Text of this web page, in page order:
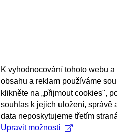
K vyhodnocování tohoto webu
obsahu a reklam používáme
klikněte na „přijmout cookies",
souhlas k jejich uložení, správě
data neposkytujeme třetím
Upravit možnosti